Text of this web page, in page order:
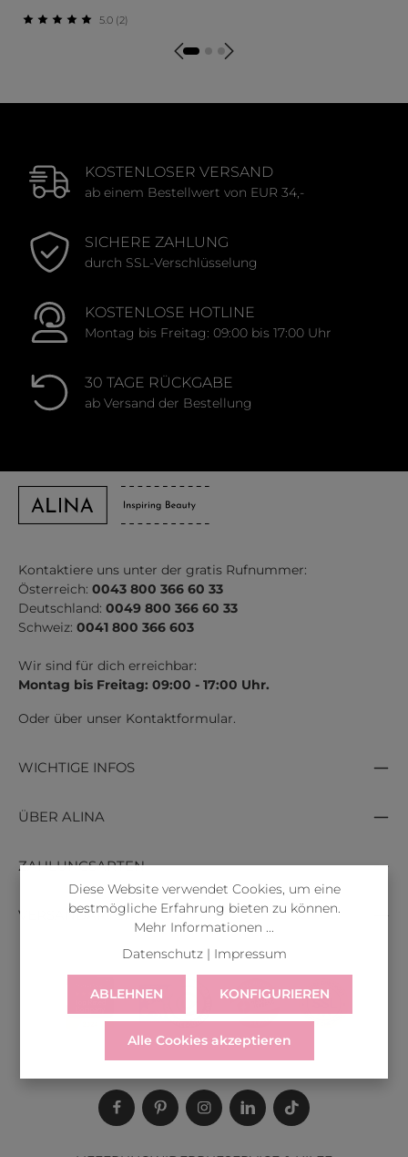
Durchschnittliche Bewertung von 5 von 5 Sternen
5.0 (2)
KOSTENLOSER VERSAND
ab einem Bestellwert von EUR 34,-
SICHERE ZAHLUNG
durch SSL-Verschlüsselung
KOSTENLOSE HOTLINE
Montag bis Freitag: 09:00 bis 17:00 Uhr
30 TAGE RÜCKGABE
ab Versand der Bestellung
Kontaktiere uns unter der gratis Rufnummer:
Österreich: 0043 800 366 60 33
Deutschland: 0049 800 366 60 33
Schweiz: 0041 800 366 603
Wir sind für dich erreichbar:
Montag bis Freitag: 09:00 - 17:00 Uhr.
Oder über unser Kontaktformular.
WICHTIGE INFOS
ÜBER ALINA
ZAHLUNGSARTEN
VERSANDARTEN
Diese Website verwendet Cookies, um eine
bestmögliche Erfahrung bieten zu können.
Mehr Informationen ...
Datenschutz| Impressum
ABLEHNEN KONFIGURIEREN
Alle Cookies akzeptieren